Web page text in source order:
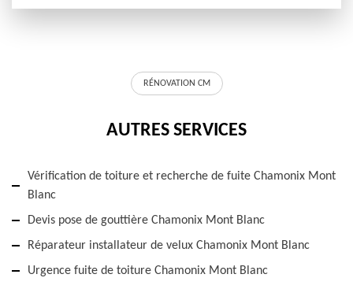
RÉNOVATION CM
AUTRES SERVICES
Vérification de toiture et recherche de fuite Chamonix Mont
Blanc
Devis pose de gouttière Chamonix Mont Blanc
Réparateur installateur de velux Chamonix Mont Blanc
Urgence fuite de toiture Chamonix Mont Blanc